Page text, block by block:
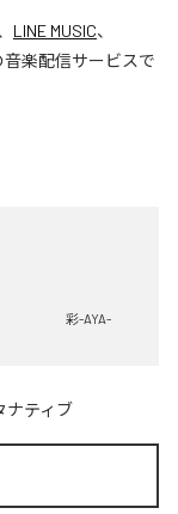
LINE MUSIC、
音楽配信サービスで
彩-AYA-
ナティブ